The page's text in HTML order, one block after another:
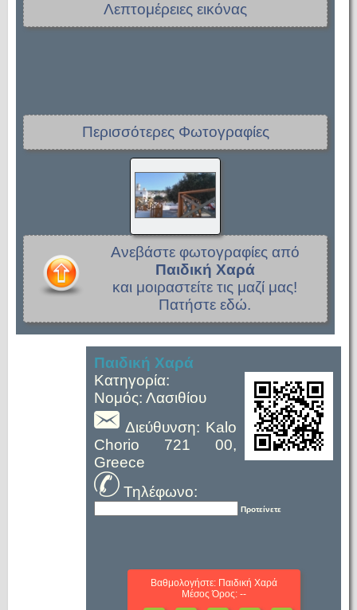
Λεπτομέρειες εικόνας
Περισσότερες Φωτογραφίες
Ανεβάστε φωτογραφίες από
Παιδική Χαρά
και μοιραστείτε τις μαζί μας!
Πατήστε εδώ.
Παιδική Χαρά
Κατηγορία:
Νομός: Λασιθίου
Διεύθυνση: Kalo
Chorio 721 00,
Greece
Τηλέφωνο:
Προτείνετε
Βαθμολογήστε: Παιδική Χαρά
Μέσος Όρος: --